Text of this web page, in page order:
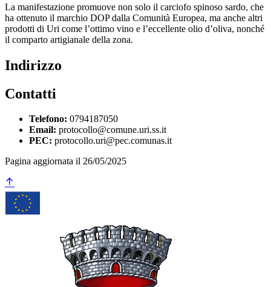
La manifestazione promuove non solo il carciofo spinoso sardo, che
ha ottenuto il marchio DOP dalla Comunità Europea, ma anche altri
prodotti di Uri come l’ottimo vino e l’eccellente olio d’oliva, nonché
il comparto artigianale della zona.
Indirizzo
Contatti
Telefono: 0794187050
Email: protocollo@comune.uri.ss.it
PEC: protocollo.uri@pec.comunas.it
Pagina aggiornata il 26/05/2025